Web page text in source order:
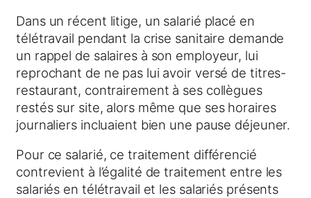
Dans un récent litige, un salarié placé en
télétravail pendant la crise sanitaire demande
un rappel de salaires à son employeur, lui
reprochant de ne pas lui avoir versé de titres-
restaurant, contrairement à ses collègues
restés sur site, alors même que ses horaires
journaliers incluaient bien une pause déjeuner.
Pour ce salarié, ce traitement différencié
contrevient à l’égalité de traitement entre les
salariés en télétravail et les salariés présents